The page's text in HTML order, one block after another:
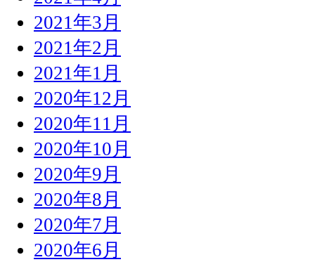
2021年3月
2021年2月
2021年1月
2020年12月
2020年11月
2020年10月
2020年9月
2020年8月
2020年7月
2020年6月